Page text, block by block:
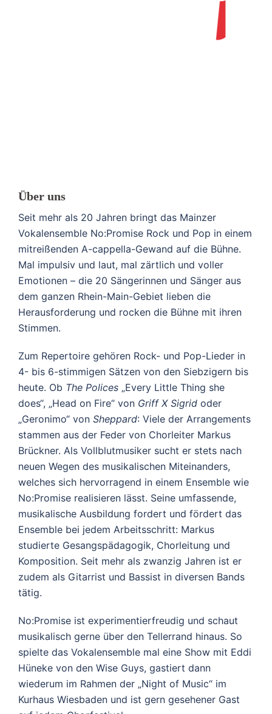
Über uns
Seit mehr als 20 Jahren bringt das Mainzer
Vokalensemble No:Promise Rock und Pop in einem
mitreißenden A-cappella-Gewand auf die Bühne.
Mal impulsiv und laut, mal zärtlich und voller
Emotionen – die 20 Sängerinnen und Sänger aus
dem ganzen Rhein-Main-Gebiet lieben die
Herausforderung und rocken die Bühne mit ihren
Stimmen.
Zum Repertoire gehören Rock- und Pop-Lieder in
4- bis 6-stimmigen Sätzen von den Siebzigern bis
heute. Ob The Polices „Every Little Thing she
does“, „Head on Fire“ von Griff X Sigrid oder
„Geronimo“ von Sheppard: Viele der Arrangements
stammen aus der Feder von Chorleiter Markus
Brückner. Als Vollblutmusiker sucht er stets nach
neuen Wegen des musikalischen Miteinanders,
welches sich hervorragend in einem Ensemble wie
No:Promise realisieren lässt. Seine umfassende,
musikalische Ausbildung fordert und fördert das
Ensemble bei jedem Arbeitsschritt: Markus
studierte Gesangspädagogik, Chorleitung und
Komposition. Seit mehr als zwanzig Jahren ist er
zudem als Gitarrist und Bassist in diversen Bands
tätig.
No:Promise ist experimentierfreudig und schaut
musikalisch gerne über den Tellerrand hinaus. So
spielte das Vokalensemble mal eine Show mit Eddi
Hüneke von den Wise Guys, gastiert dann
wiederum im Rahmen der „Night of Music“ im
Kurhaus Wiesbaden und ist gern gesehener Gast